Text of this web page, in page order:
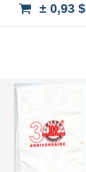
± 0,93 $